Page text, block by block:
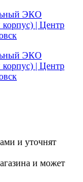
и уточнят
и может